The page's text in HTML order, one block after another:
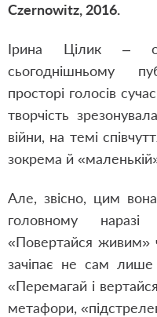
Czernowitz, 2016.
Ірина Цілик –
сьогоднішньому
просторі голосів
творчість
війни, на темі
зокрема й
Але, звісно, цим
головному
«Повертайся живим»
зачіпає не сам
«Перемагай і
метафори,